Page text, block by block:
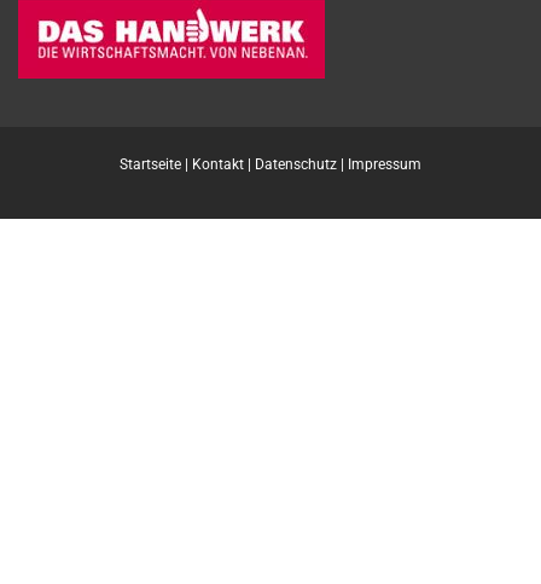
Startseite | Kontakt | Datenschutz | Impressum